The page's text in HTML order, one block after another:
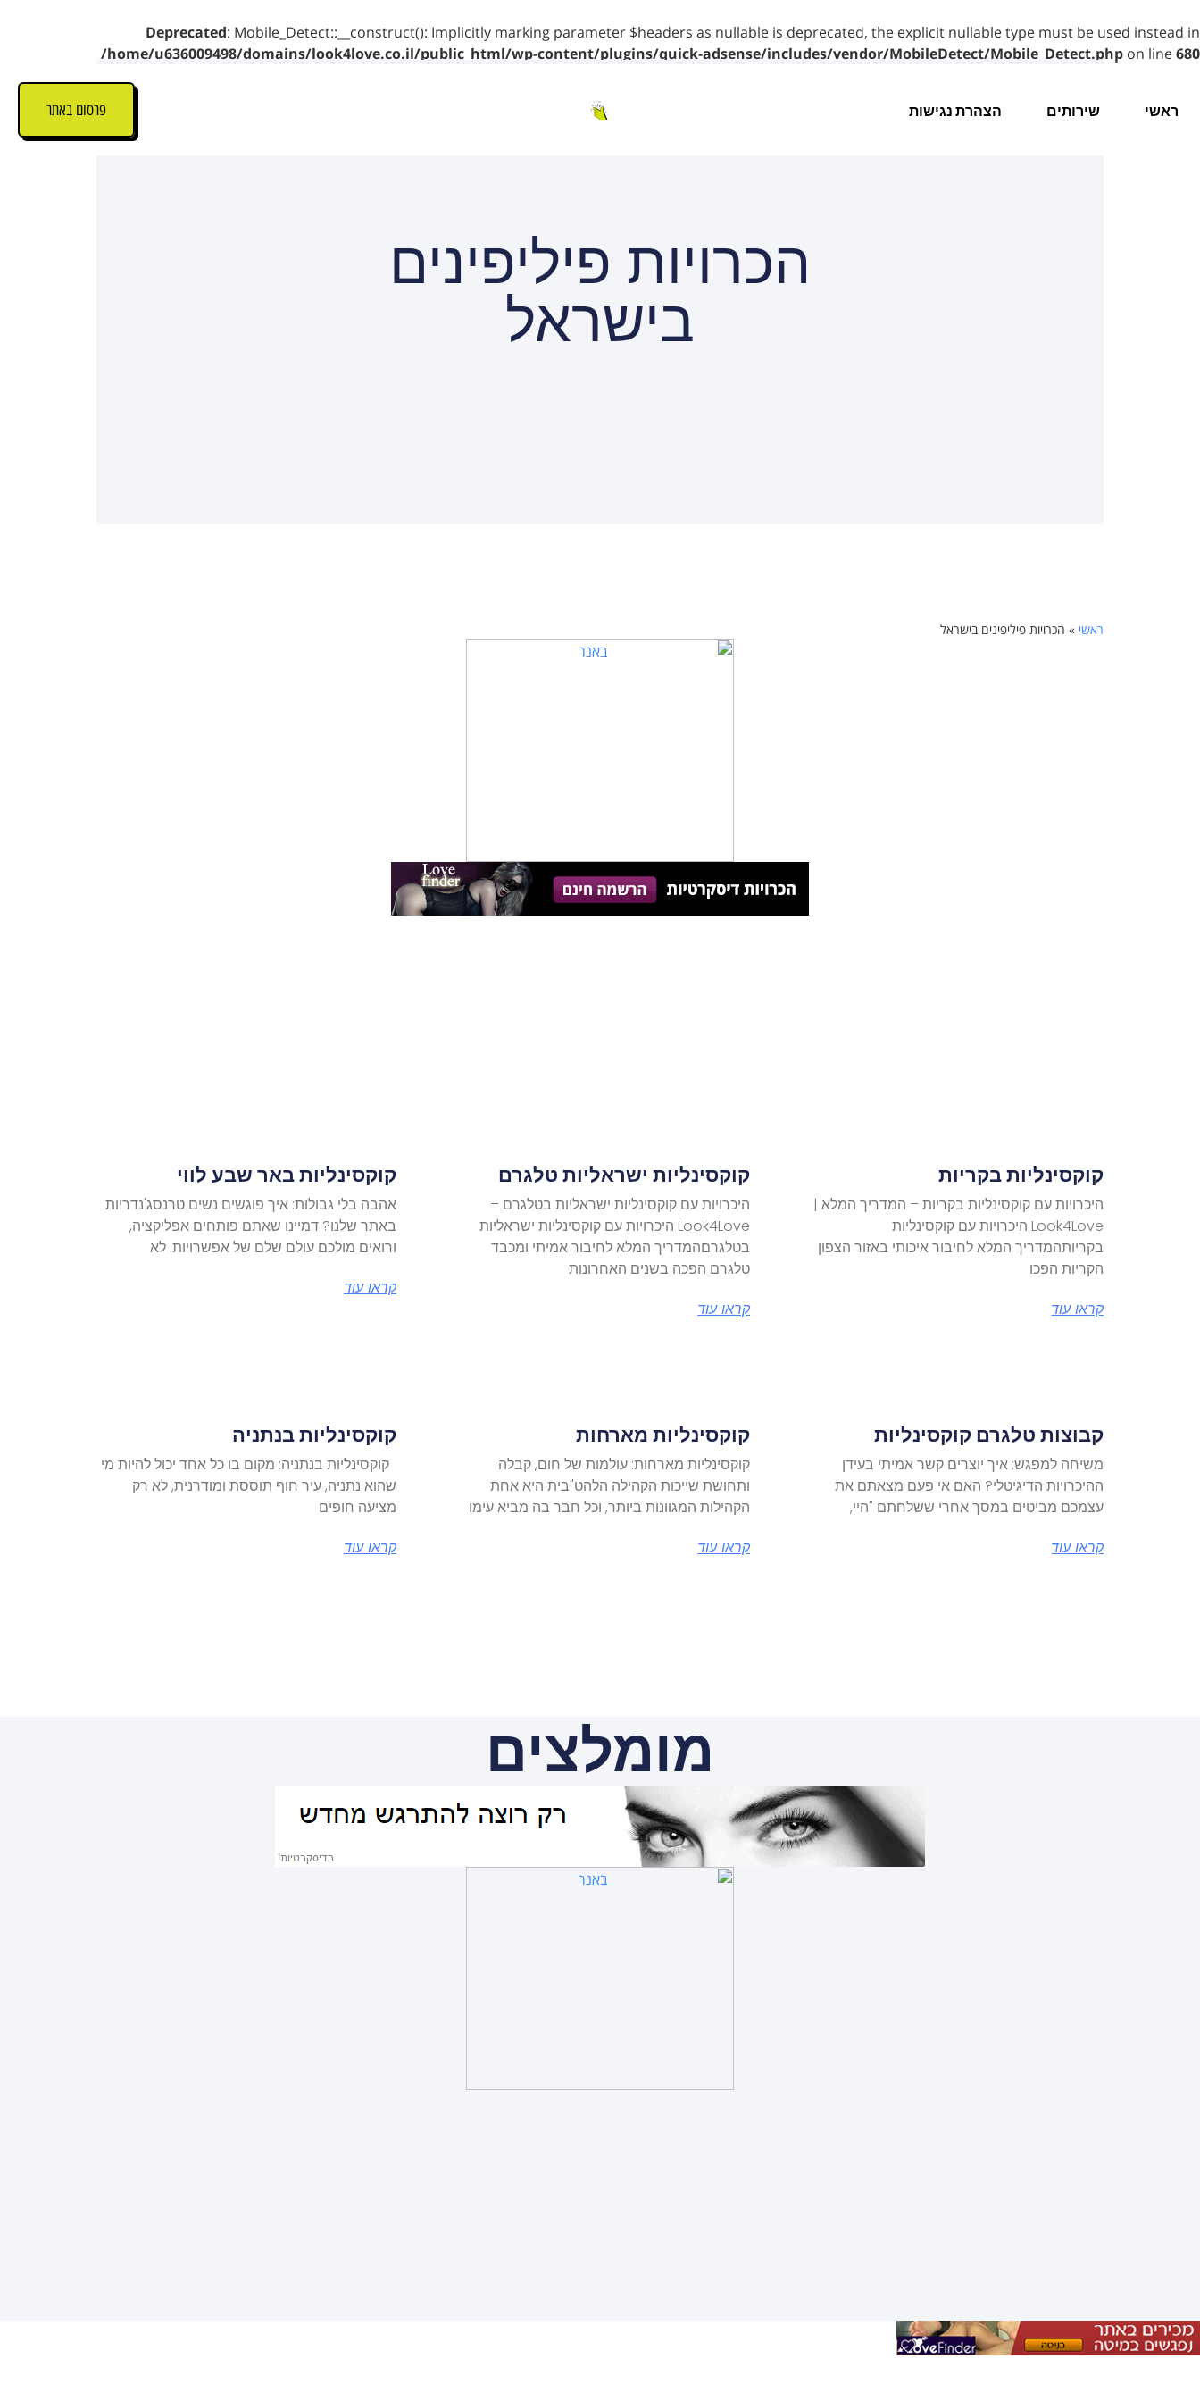
Deprecated: Mobile_Detect::__construct(): Implicitly marking parameter $headers as nullable is deprecated, the explicit nullable type must be used instead in
/home/u636009498/domains/look4love.co.il/public_html/wp-content/plugins/quick-adsense/includes/vendor/MobileDetect/Mobile_Detect.php on line680
ראשי שירותים הצהרת נגישות פרסום באתר
הכרויות פיליפינים
בישראל
ראשי » הכרויות פיליפינים בישראל
קוקסינליות בקריות
היכרויות עם קוקסינליות בקריות – המדריך המלא |
Look4Love היכרויות עם קוקסינליות
בקריותהמדריך המלא לחיבור איכותי באזור הצפון
הקריות הפכו
קראו עוד
קוקסינליות ישראליות טלגרם
היכרויות עם קוקסינליות ישראליות בטלגרם –
Look4Love היכרויות עם קוקסינליות ישראליות
בטלגרםהמדריך המלא לחיבור אמיתי ומכבד
טלגרם הפכה בשנים האחרונות
קראו עוד
קוקסינליות באר שבע לווי
אהבה בלי גבולות: איך פוגשים נשים טרנסג'נדריות
באתר שלנו? דמיינו שאתם פותחים אפליקציה,
ורואים מולכם עולם שלם של אפשרויות. לא
קראו עוד
קבוצות טלגרם קוקסינליות
משיחה למפגש: איך יוצרים קשר אמיתי בעידן
ההיכרויות הדיגיטלי? האם אי פעם מצאתם את
עצמכם מביטים במסך אחרי ששלחתם "היי,
קראו עוד
קוקסינליות מארחות
קוקסינליות מארחות: עולמות של חום, קבלה
ותחושת שייכות הקהילה הלהט"בית היא אחת
הקהילות המגוונות ביותר, וכל חבר בה מביא עימו
קראו עוד
קוקסינליות בנתניה
קוקסינליות בנתניה: מקום בו כל אחד יכול להיות מי
שהוא נתניה, עיר חוף תוססת ומודרנית, לא רק
מציעה חופים
קראו עוד
מומלצים